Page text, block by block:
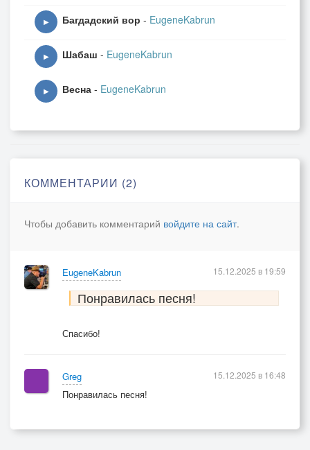
Мы не ждем от вас совета!
Фуры на бок завалило,
На последнем перевале,
▶ Багдадский вор - EugeneKabrun
▶ Шабаш - EugeneKabrun
▶ Весна - EugeneKabrun
КОММЕНТАРИИ (2)
Чтобы добавить комментарий войдите на сайт.
EugeneKabrun
Понравилась песня!
Спасибо!
15.12.2025 в 19:59
Greg
Понравилась песня!
15.12.2025 в 16:48